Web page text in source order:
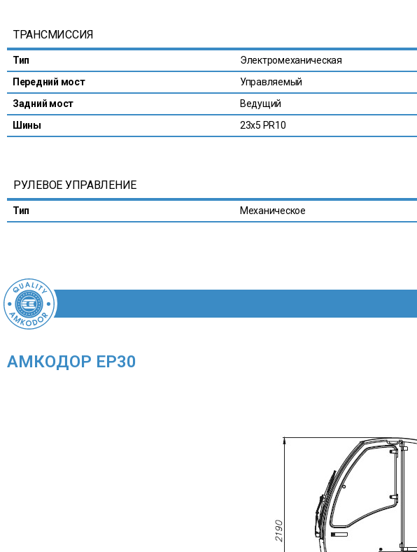
ТРАНСМИССИЯ
Тип
Электромеханическая
Передний мост
Управляемый
Задний мост
Ведущий
Шины
23х5 PR10
РУЛЕВОЕ УПРАВЛЕНИЕ
Тип Механическое
АМКОДОР ЕР30